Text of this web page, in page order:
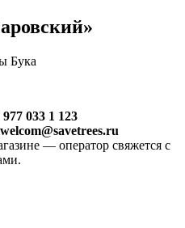
Бука
977 033 1 123
welcom@savetrees.ru
— оператор свяжется с